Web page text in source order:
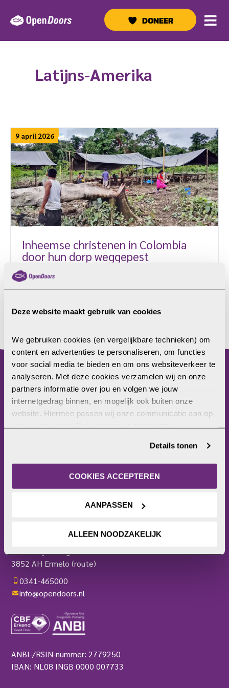
Deze website maakt gebruik van cookies
We gebruiken cookies (en vergelijkbare technieken) om
content en advertenties te personaliseren, om functies
voor social media te bieden en om ons websiteverkeer te
analyseren. Met deze cookies verzamelen wij en onze
partners informatie over jou en volgen we jouw
internetgedrag binnen, en mogelijk ook buiten onze
website. Hiermee passen wij onze communicatie aan op
jouw voorkeuren. Ook kunnen we zo gerichte
internetgedrag. Je kunt je toestemming ook altijd wijzigen
of intrekken. Meer uitleg vind je in onze
privacyverklaring.
Details tonen
COOKIES ACCEPTEREN
AANPASSEN
ALLEEN NOODZAKELIJK
naar
inhoud
DONEER
Latijns-Amerika
9 april 2026
Inheemse christenen in Colombia
door hun dorp weggepest
Eerder dit jaar werden dertien christelijke gezinnen
gedwongen hun inheemse gemeenschap in Nariño,
Jezus.
menu
Home
Christenvervolging
Wat kun jij doen?
Actieplatform
Webshop
OPEN DOORS
3852 AH Ermelo(route)
0341-465000
info@opendoors.nl
ANBI-/RSIN-nummer: 2779250
IBAN: NL08 INGB 0000 007733